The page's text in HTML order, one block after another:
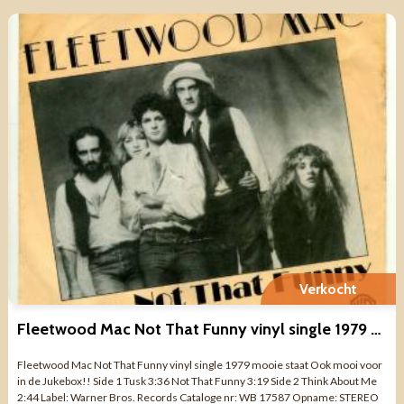
Verkocht
Fleetwood Mac Not That Funny vinyl single 1979 mooie staat
Fleetwood Mac Not That Funny vinyl single 1979 mooie staat Ook mooi voor
in de Jukebox!! Side 1 Tusk 3:36 Not That Funny 3:19 Side 2 Think About Me
2:44 Label: Warner Bros. Records Cataloge nr: WB 17587 Opname: STEREO